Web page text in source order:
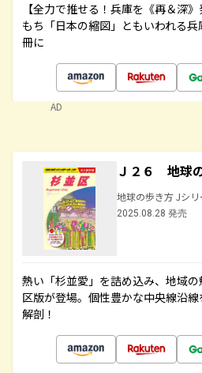
【全力で推せる！兵庫を《再＆深
もち「日本の縮図」ともいわれる
冊に
AD
Ｊ２６ 地球
地球の歩き方 Jシリ
2025.08.28 発売
熱い「杉並愛」を詰め込み、地域
区版が登場。個性豊かな中央線沿
解剖！